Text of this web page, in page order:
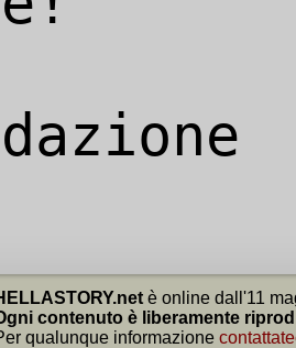
è online dall'11
contenuto è liberamente
qualunque informazione